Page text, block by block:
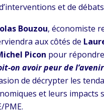
et de
Bouzou, économiste
aux côtés de
Picon pour
on avoir peur de
de décrypter les
et leurs impacts
PME.